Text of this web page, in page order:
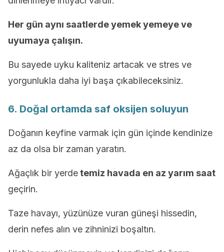
Her gün aynı saatlerde yemek yemeye ve
uyumaya çalışın.
Bu sayede uyku kaliteniz artacak ve stres ve
yorgunlukla daha iyi başa çıkabileceksiniz.
6. Doğal ortamda saf oksijen soluyun
Doğanın keyfine varmak için gün içinde kendinize
az da olsa bir zaman yaratın.
Ağaçlık bir yerdetemiz havada en az yarım saat
geçirin.
Taze havayı, yüzünüze vuran güneşi hissedin,
derin nefes alın ve zihninizi boşaltın.